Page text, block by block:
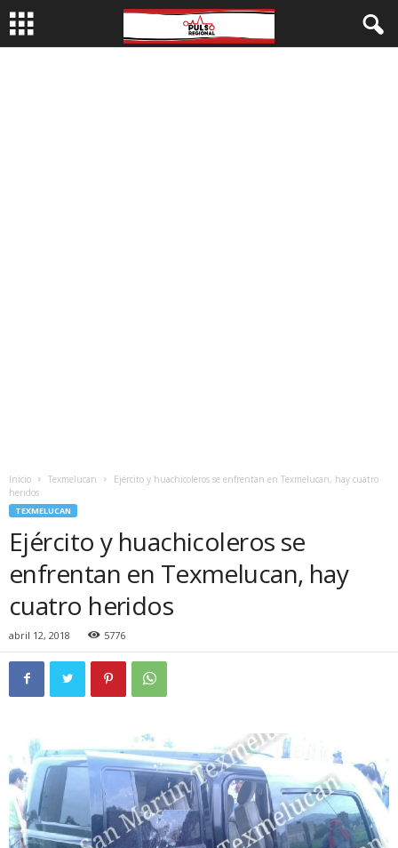
Inicio Texmelucan
Ejército y huachicoleros se enfrentan en Texmelucan, hay cuatro
heridos
TEXMELUCAN
Ejército y huachicoleros se
enfrentan en Texmelucan, hay
cuatro heridos
abril 12, 2018 5776